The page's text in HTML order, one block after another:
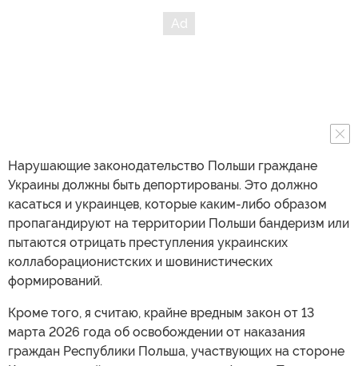
Нарушающие законодательство Польши граждане
Украины должны быть депортированы. Это должно
касаться и украинцев, которые каким-либо образом
пропагандируют на территории Польши бандеризм или
пытаются отрицать преступления украинских
коллаборационистских и шовинистических
формирований.
Кроме того, я считаю, крайне вредным закон от 13
марта 2026 года об освобождении от наказания
граждан Республики Польша, участвующих на стороне